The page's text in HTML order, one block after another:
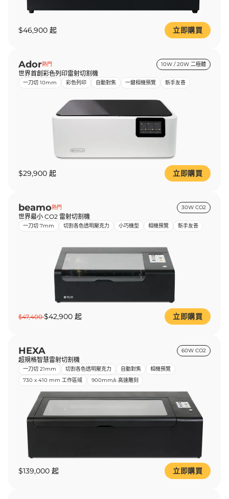
$46,900 起 立即購買
Ador熱門 10W / 20W 二極體
世界首創彩色列印雷射切割機
一刀切 10mm 彩色列印 自動對焦 一鍵相機預覽 新手友善
$29,900 起 立即購買
beamo熱門 30W CO2
世界最小 CO2 雷射切割機
一刀切 7mm 切割各色透明壓克力 小巧機型 相機預覽 新手友善
$47,400$42,900 起 立即購買
HEXA 60W CO2
超規格智慧雷射切割機
一刀切 21mm 切割各色透明壓克力 自動對焦
相機預覽
730 x 410 mm 工作區域
900mm/s 高速雕刻
$139,000 起 立即購買